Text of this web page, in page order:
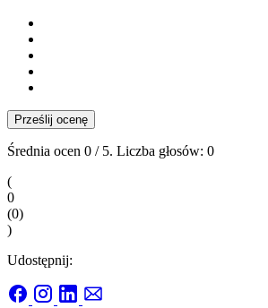
Prześlij ocenę
Średnia ocen 0 / 5. Liczba głosów: 0
(
0
(0)
)
Udostępnij: